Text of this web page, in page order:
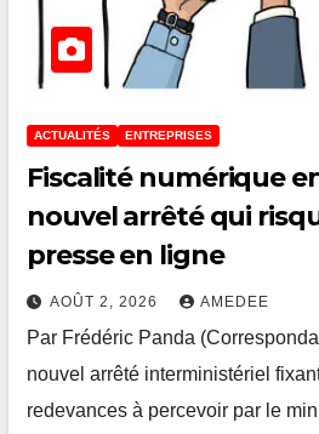
ACTUALITÉS ENTREPRISES
Fiscalité numérique
nouvel arrêté qui
presse en ligne
AOÛT 2, 2026 AMEDEE
Par Frédéric Panda
nouvel arrêté interministériel
redevances à percevoir par le